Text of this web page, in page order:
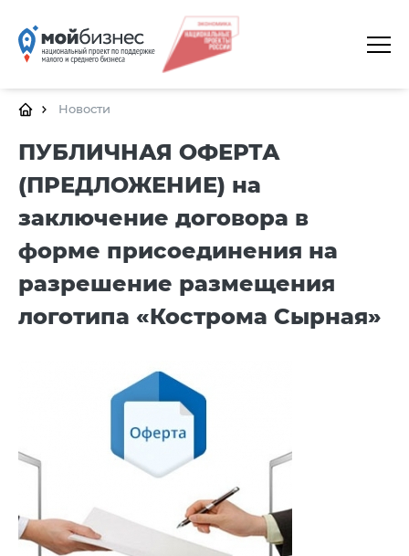
8 (4942) 42-35-83
Версия для слабовидящих
ГЛАВНАЯ
ГАЛЕРЕЯ
ЦЕНТРЫ
КАЛЕНДАРЬ МЕРОПРИЯТИЙ
ДОКУМЕНТЫ
ПОЛЕЗНЫЕ ССЫЛКИ
Новости
ПУБЛИЧНАЯ ОФЕРТА
(ПРЕДЛОЖЕНИЕ) на
заключение договора в
форме присоединения на
разрешение размещения
логотипа «Кострома Сырная»